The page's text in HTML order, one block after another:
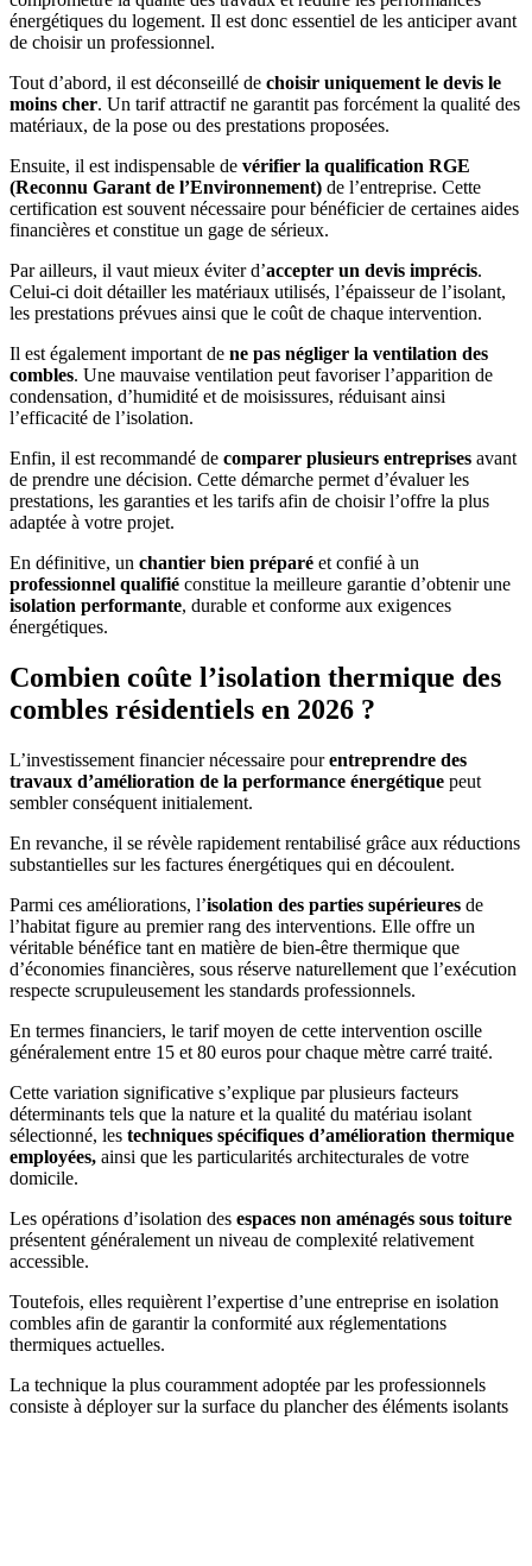
énergétiques du logement. Il est donc essentiel de les anticiper avant
de choisir un professionnel.
Tout d’abord, il est déconseillé de choisir uniquement le devis le
moins cher. Un tarif attractif ne garantit pas forcément la qualité des
matériaux, de la pose ou des prestations proposées.
Ensuite, il est indispensable de vérifier la qualification RGE
(Reconnu Garant de l’Environnement) de l’entreprise. Cette
certification est souvent nécessaire pour bénéficier de certaines aides
financières et constitue un gage de sérieux.
Par ailleurs, il vaut mieux éviter d’accepter un devis imprécis.
Celui-ci doit détailler les matériaux utilisés, l’épaisseur de l’isolant,
les prestations prévues ainsi que le coût de chaque intervention.
Il est également important de ne pas négliger la ventilation des
combles. Une mauvaise ventilation peut favoriser l’apparition de
condensation, d’humidité et de moisissures, réduisant ainsi
l’efficacité de l’isolation.
Enfin, il est recommandé de comparer plusieurs entreprises avant
de prendre une décision. Cette démarche permet d’évaluer les
prestations, les garanties et les tarifs afin de choisir l’offre la plus
adaptée à votre projet.
En définitive, un chantier bien préparé et confié à un
professionnel qualifié constitue la meilleure garantie d’obtenir une
isolation performante, durable et conforme aux exigences
énergétiques.
Combien coûte l’isolation thermique des
combles résidentiels en 2026 ?
L’investissement financier nécessaire pourentreprendre des
travaux d’amélioration de la performance énergétique peut
sembler conséquent initialement.
En revanche, il se révèle rapidement rentabilisé grâce aux réductions
substantielles sur les factures énergétiques qui en découlent.
Parmi ces améliorations, l’isolation des parties supérieures de
l’habitat figure au premier rang des interventions. Elle offre un
véritable bénéfice tant en matière de bien-être thermique que
d’économies financières, sous réserve naturellement que l’exécution
respecte scrupuleusement les standards professionnels.
En termes financiers, le tarif moyen de cette intervention oscille
généralement entre 15 et 80 euros pour chaque mètre carré traité.
Cette variation significative s’explique par plusieurs facteurs
déterminants tels que la nature et la qualité du matériau isolant
sélectionné, les techniques spécifiques d’amélioration thermique
employées, ainsi que les particularités architecturales de votre
domicile.
Les opérations d’isolation des espaces non aménagés sous toiture
présentent généralement un niveau de complexité relativement
accessible.
Toutefois, elles requièrent l’expertise d’une entreprise en isolation
combles afin de garantir la conformité aux réglementations
thermiques actuelles.
La technique la plus couramment adoptée par les professionnels
consiste à déployer sur la surface du plancher des éléments isolants